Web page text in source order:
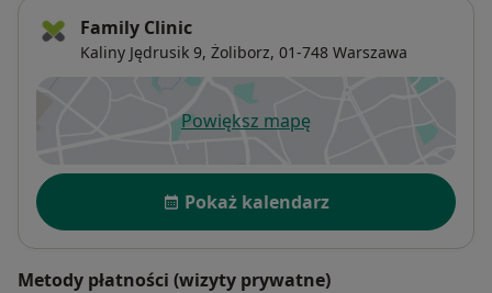
Family Clinic
Kaliny Jędrusik 9, Żoliborz, 01-748 Warszawa
Powiększ mapęotwiera się w nowej karcie
Dostępność
Pokaż kalendarz
Metody płatności (wizyty prywatne)